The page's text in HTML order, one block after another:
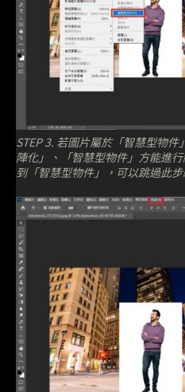
STEP 3. 若圖片屬於「智慧型物
陣化」、「智慧型物件」方能進
到「智慧型物件」，可以跳過此步